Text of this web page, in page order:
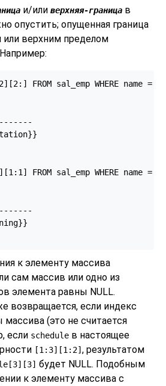
и/или верхняя-граница в
опустить; опущенная граница
верхним пределом
FROM sal_emp WHERE name
FROM sal_emp WHERE name
к элементу массива
сам массив или одно из
элемента равны NULL.
возвращается, если индекс
(это не считается
если schedule в настоящее
[1:3][1:2] , результатом
будет NULL. Подобным
к элементу массива с